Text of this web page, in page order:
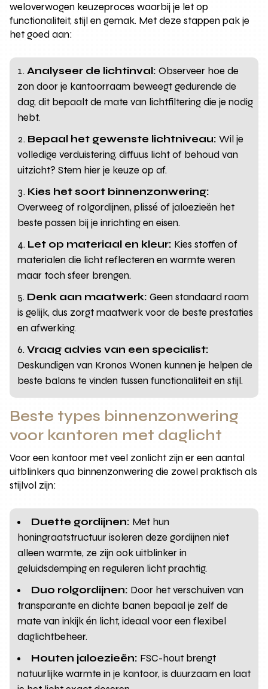
weloverwogen keuzeproces waarbij je let op
functionaliteit, stijl en gemak. Met deze stappen pak je
het goed aan:
Analyseer de lichtinval: Observeer hoe de
zon door je kantoorraam beweegt gedurende de
dag, dit bepaalt de mate van lichtfiltering die je nodig
hebt.
Bepaal het gewenste lichtniveau: Wil je
volledige verduistering, diffuus licht of behoud van
uitzicht? Stem hier je keuze op af.
Kies het soort binnenzonwering:
Overweeg of rolgordijnen, plissé of jaloezieën het
beste passen bij je inrichting en eisen.
Let op materiaal en kleur: Kies stoffen of
materialen die licht reflecteren en warmte weren
maar toch sfeer brengen.
Denk aan maatwerk: Geen standaard raam
is gelijk, dus zorgt maatwerk voor de beste prestaties
en afwerking.
Vraag advies van een specialist:
Deskundigen van Kronos Wonen kunnen je helpen de
beste balans te vinden tussen functionaliteit en stijl.
Beste types binnenzonwering
voor kantoren met daglicht
Voor een kantoor met veel zonlicht zijn er een aantal
uitblinkers qua binnenzonwering die zowel praktisch als
stijlvol zijn:
Duette gordijnen: Met hun
honingraatstructuur isoleren deze gordijnen niet
alleen warmte, ze zijn ook uitblinker in
geluidsdemping en reguleren licht prachtig.
Duo rolgordijnen: Door het verschuiven van
transparante en dichte banen bepaal je zelf de
mate van inkijk én licht, ideaal voor een flexibel
daglichtbeheer.
Houten jaloezieën: FSC-hout brengt
natuurlijke warmte in je kantoor, is duurzaam en laat